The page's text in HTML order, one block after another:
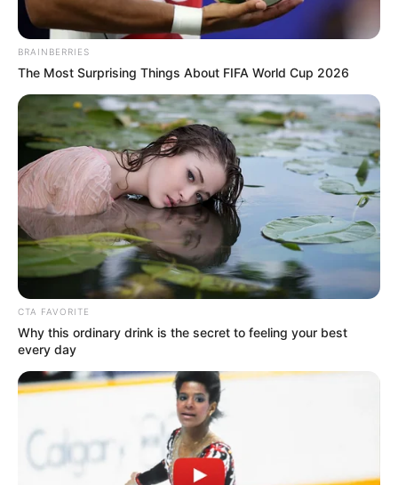
proporcionando su nombre, apellidos, correo
electrónico y número de celular.
Revise su perfil. La plataforma mostrará su
comportamiento financiero, nivel de endeudamiento
y su portafolio de productos.
Existen servicios gratuitos y pagos en esta plataforma.La
versión gratuita permite:
Conocer su historial crediticio detallado y su
puntaje.
Reclamar a la entidad en caso de problemas.
Verificar si las entidades han consultado su
historial para concederle un crédito.
Alertar al sistema financiero si ha sido víctima de
suplantación, si ha extraviado su cédula de
ciudadanía, o si reside en el exterior.
COMPARTIR
ALERTA BOGOTÁ EN GOOGLE NEWS
BRAINBERRIES
The Most Surprising Things About FIFA World Cup 2026
CTA FAVORITE
Why this ordinary drink is the secret to feeling your best
every day